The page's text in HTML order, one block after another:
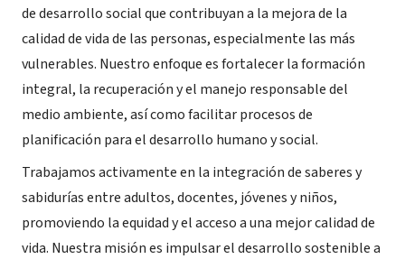
de desarrollo social que contribuyan a la mejora de la
calidad de vida de las personas, especialmente las más
vulnerables. Nuestro enfoque es fortalecer la formación
integral, la recuperación y el manejo responsable del
medio ambiente, así como facilitar procesos de
planificación para el desarrollo humano y social.
Trabajamos activamente en la integración de saberes y
sabidurías entre adultos, docentes, jóvenes y niños,
promoviendo la equidad y el acceso a una mejor calidad de
vida. Nuestra misión es impulsar el desarrollo sostenible a